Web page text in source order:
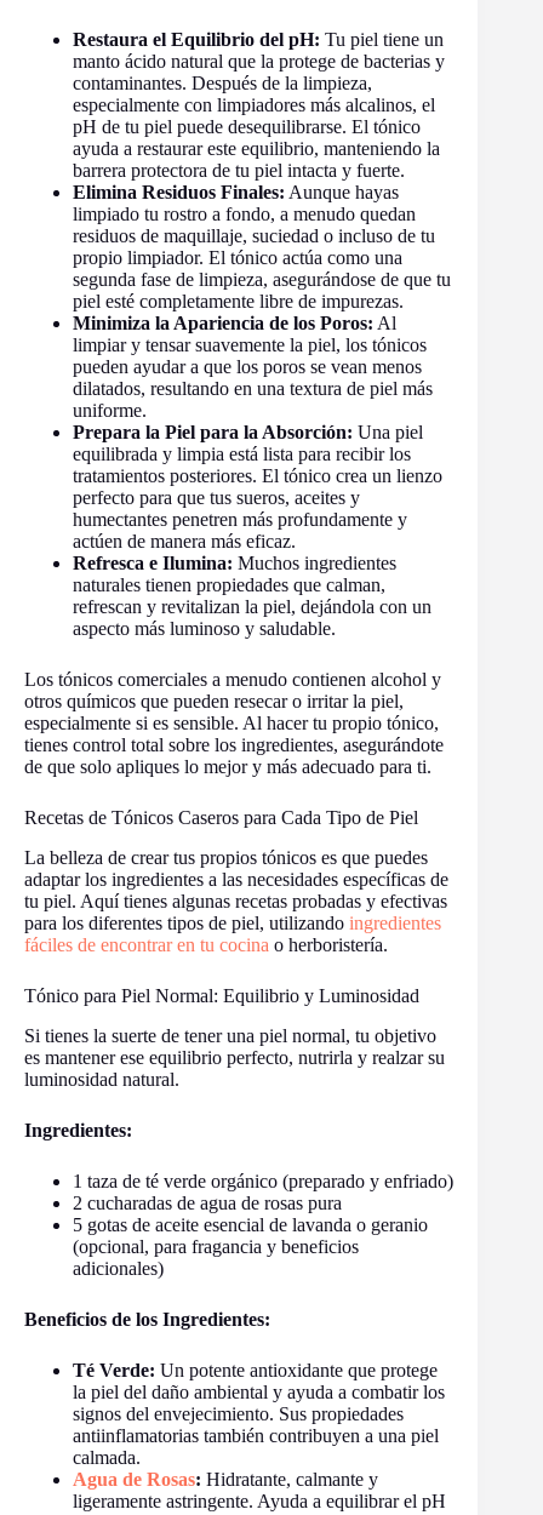
Restaura el Equilibrio del pH: Tu piel tiene un
manto ácido natural que la protege de bacterias y
contaminantes. Después de la limpieza,
especialmente con limpiadores más alcalinos, el
pH de tu piel puede desequilibrarse. El tónico
ayuda a restaurar este equilibrio, manteniendo la
barrera protectora de tu piel intacta y fuerte.
Elimina Residuos Finales: Aunque hayas
limpiado tu rostro a fondo, a menudo quedan
residuos de maquillaje, suciedad o incluso de tu
propio limpiador. El tónico actúa como una
segunda fase de limpieza, asegurándose de que tu
piel esté completamente libre de impurezas.
Minimiza la Apariencia de los Poros: Al
limpiar y tensar suavemente la piel, los tónicos
pueden ayudar a que los poros se vean menos
dilatados, resultando en una textura de piel más
uniforme.
Prepara la Piel para la Absorción: Una piel
equilibrada y limpia está lista para recibir los
tratamientos posteriores. El tónico crea un lienzo
perfecto para que tus sueros, aceites y
humectantes penetren más profundamente y
actúen de manera más eficaz.
Refresca e Ilumina: Muchos ingredientes
naturales tienen propiedades que calman,
refrescan y revitalizan la piel, dejándola con un
aspecto más luminoso y saludable.
Los tónicos comerciales a menudo contienen alcohol y
otros químicos que pueden resecar o irritar la piel,
especialmente si es sensible. Al hacer tu propio tónico,
tienes control total sobre los ingredientes, asegurándote
de que solo apliques lo mejor y más adecuado para ti.
Recetas de Tónicos Caseros para Cada Tipo de Piel
La belleza de crear tus propios tónicos es que puedes
adaptar los ingredientes a las necesidades específicas de
tu piel. Aquí tienes algunas recetas probadas y efectivas
para los diferentes tipos de piel, utilizando ingredientes
fáciles de encontrar en tu cocina o herboristería.
Tónico para Piel Normal: Equilibrio y Luminosidad
Si tienes la suerte de tener una piel normal, tu objetivo
es mantener ese equilibrio perfecto, nutrirla y realzar su
luminosidad natural.
Ingredientes:
1 taza de té verde orgánico (preparado y enfriado)
2 cucharadas de agua de rosas pura
5 gotas de aceite esencial de lavanda o geranio
(opcional, para fragancia y beneficios
adicionales)
Beneficios de los Ingredientes:
Té Verde: Un potente antioxidante que protege
la piel del daño ambiental y ayuda a combatir los
signos del envejecimiento. Sus propiedades
antiinflamatorias también contribuyen a una piel
calmada.
Agua de Rosas: Hidratante, calmante y
ligeramente astringente. Ayuda a equilibrar el pH